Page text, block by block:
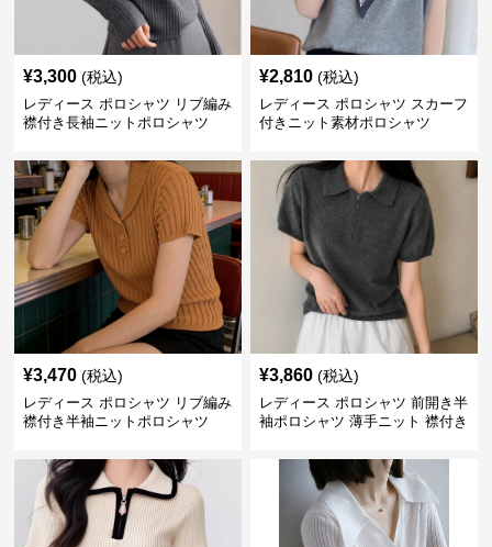
¥3,300 (税込)
レディース ポロシャツ リブ編み
襟付き長袖ニットポロシャツ
¥2,810 (税込)
レディース ポロシャツ スカーフ
付きニット素材ポロシャツ
¥3,470 (税込)
レディース ポロシャツ リブ編み
襟付き半袖ニットポロシャツ
¥3,860 (税込)
レディース ポロシャツ 前開き半
袖ポロシャツ 薄手ニット 襟付き